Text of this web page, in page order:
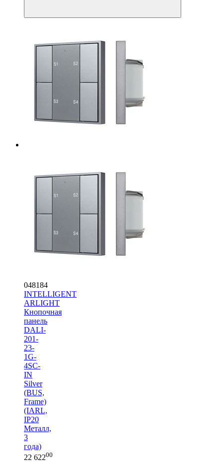
048184
INTELLIGENT
ARLIGHT
Кнопочная
панель
DALI-
201-
23-
1G-
4SC-
IN
Silver
(BUS,
Frame)
(IARL,
IP20
Металл,
3
года)
22 62200